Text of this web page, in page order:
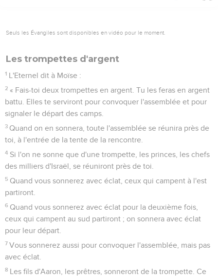
Seuls les Évangiles sont disponibles en vidéo pour le moment.
Les trompettes d'argent
1 L'Eternel dit à Moïse :
2 « Fais-toi deux trompettes en argent. Tu les feras en argent
battu. Elles te serviront pour convoquer l'assemblée et pour
signaler le départ des camps.
3 Quand on en sonnera, toute l'assemblée se réunira près de
toi, à l'entrée de la tente de la rencontre.
4 Si l'on ne sonne que d'une trompette, les princes, les chefs
des milliers d'Israël, se réuniront près de toi.
5 Quand vous sonnerez avec éclat, ceux qui campent à l'est
partiront.
6 Quand vous sonnerez avec éclat pour la deuxième fois,
ceux qui campent au sud partiront ; on sonnera avec éclat
pour leur départ.
7 Vous sonnerez aussi pour convoquer l'assemblée, mais pas
avec éclat.
8 Les fils d'Aaron, les prêtres, sonneront de la trompette. Ce